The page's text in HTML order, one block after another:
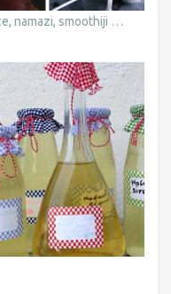
namazi, smoothiji …